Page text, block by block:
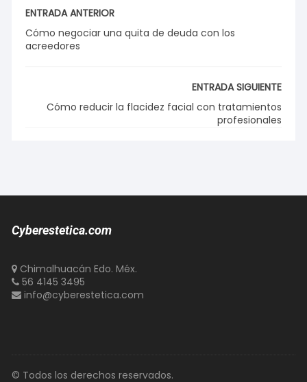
ENTRADA ANTERIOR
Cómo negociar una quita de deuda con los
acreedores
ENTRADA SIGUIENTE
Cómo reducir la flacidez facial con tratamientos
profesionales
Cyberestetica.com
Chimalhuacán Edo. Méx.
56 4145 3495
info@cyberestetica.com
© Todos los derechos reservados.